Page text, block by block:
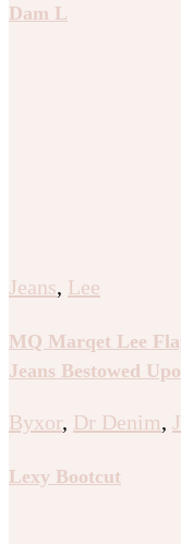
Dam L
Jeans, Lee
MQ Marqet Lee
Jeans Bestowed
Byxor, Dr Denim,
Lexy Bootcut